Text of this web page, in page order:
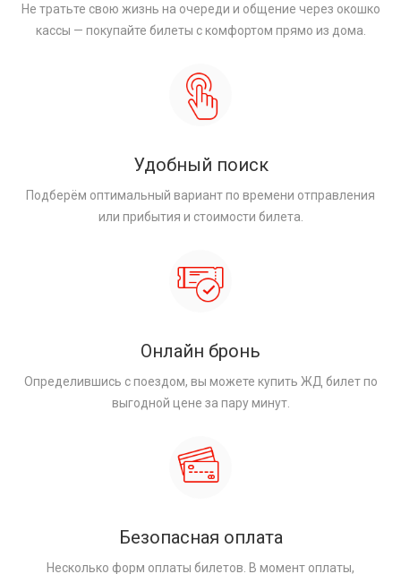
Не тратьте свою жизнь на очереди и общение через окошко
кассы — покупайте билеты с комфортом прямо из дома.
Удобный поиск
Подберём оптимальный вариант по времени отправления
или прибытия и стоимости билета.
Онлайн бронь
Определившись с поездом, вы можете купить ЖД билет по
выгодной цене за пару минут.
Безопасная оплата
Несколько форм оплаты билетов. В момент оплаты,